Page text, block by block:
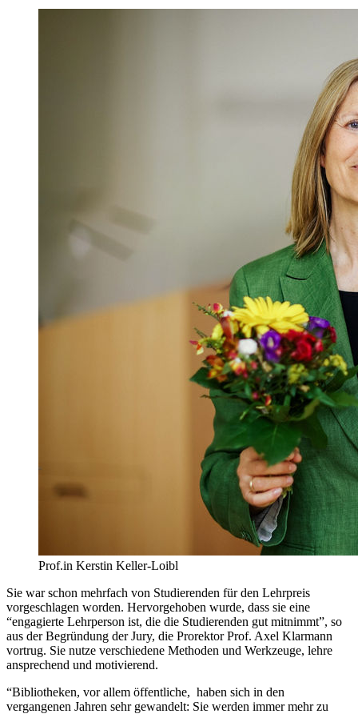
Prof.in Kerstin Keller-Loibl
Sie war schon mehrfach von Studierenden für den Lehrpreis
vorgeschlagen worden. Hervorgehoben wurde, dass sie eine
“engagierte Lehrperson ist, die die Studierenden gut mitnimmt”, so
aus der Begründung der Jury, die Prorektor Prof. Axel Klarmann
vortrug. Sie nutze verschiedene Methoden und Werkzeuge, lehre
ansprechend und motivierend.
“Bibliotheken, vor allem öffentliche, haben sich in den
vergangenen Jahren sehr gewandelt: Sie werden immer mehr zu